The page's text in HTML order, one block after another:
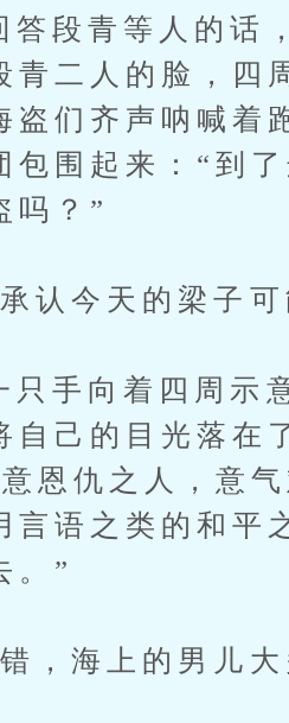
青等人的话，
青二人的脸，四
盗们齐声呐喊着
包围起来：“到
吗？”
天的梁子可
向着四周示意
自己的目光落在
恩仇之人，意
言语之类的和平
。”
上的男儿大